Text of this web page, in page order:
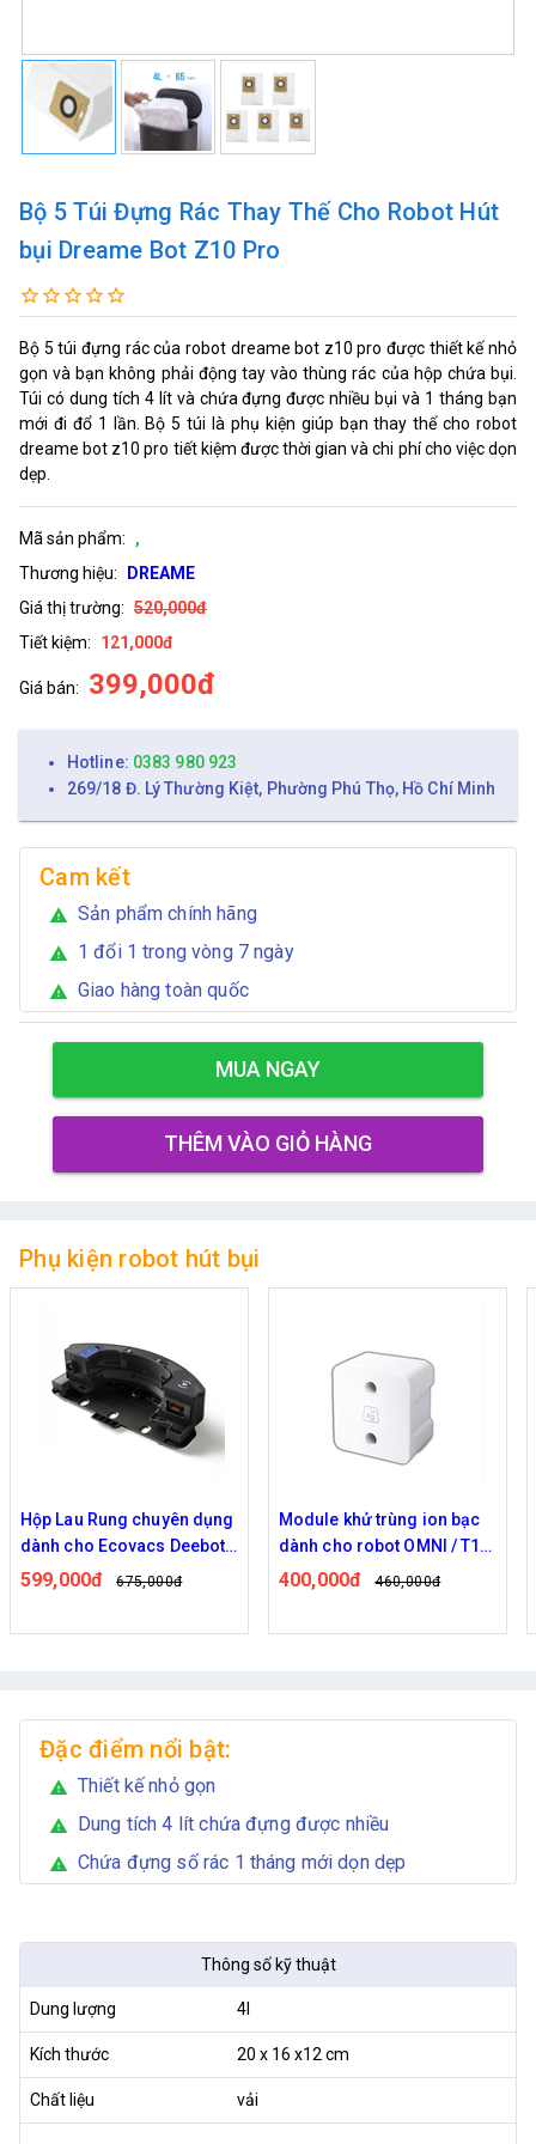
Bộ 5 Túi Đựng Rác Thay Thế Cho Robot Hút
bụi Dreame Bot Z10 Pro
Bộ 5 túi đựng rác của robot dreame bot z10 pro được thiết kế nhỏ
gọn và bạn không phải động tay vào thùng rác của hộp chứa bụi.
Túi có dung tích 4 lít và chứa đựng được nhiều bụi và 1 tháng bạn
mới đi đổ 1 lần. Bộ 5 túi là phụ kiện giúp bạn thay thế cho robot
dreame bot z10 pro tiết kiệm được thời gian và chi phí cho việc dọn
dẹp.
Mã sản phẩm:
,
Thương hiệu:
DREAME
Giá thị trường: 520,000đ
Tiết kiệm:
121,000đ
Giá bán: 399,000đ
Hotline: 0383 980 923
269/18 Đ. Lý Thường Kiệt, Phường Phú Thọ, Hồ Chí Minh
Cam kết
warning Sản phẩm chính hãng
warning 1 đổi 1 trong vòng 7 ngày
warning Giao hàng toàn quốc
MUA NGAY
THÊM VÀO GIỎ HÀNG
Phụ kiện robot hút bụi
Hộp Lau Rung chuyên dụng
dành cho Ecovacs Deebot
T8 / T9
599,000đ 675,000đ
Module khử trùng ion bạc
dành cho robot OMNI / T10
TURBO / T10 OMNI
400,000đ 460,000đ
Đặc điểm nổi bật:
warning Thiết kế nhỏ gọn
warning Dung tích 4 lít chứa đựng được nhiều
warning Chứa đựng số rác 1 tháng mới dọn dẹp
Thông số kỹ thuật
Dung lượng 4l
Kích thước 20 x 16 x12 cm
Chất liệu vải